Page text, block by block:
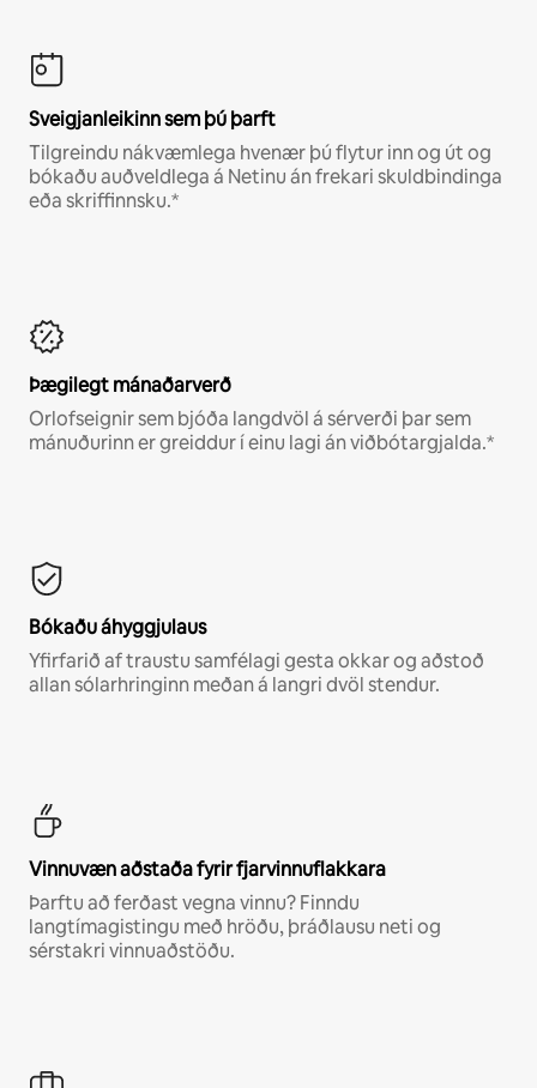
Sveigjanleikinn sem þú þarft
Tilgreindu nákvæmlega hvenær þú flytur inn og út og
bókaðu auðveldlega á Netinu án frekari skuldbindinga
eða skriffinnsku.*
Þægilegt mánaðarverð
Orlofseignir sem bjóða langdvöl á sérverði þar sem
mánuðurinn er greiddur í einu lagi án viðbótargjalda.*
Bókaðu áhyggjulaus
Yfirfarið af traustu samfélagi gesta okkar og aðstoð
allan sólarhringinn meðan á langri dvöl stendur.
Vinnuvæn aðstaða fyrir fjarvinnuflakkara
Þarftu að ferðast vegna vinnu? Finndu
langtímagistingu með hröðu, þráðlausu neti og
sérstakri vinnuaðstöðu.